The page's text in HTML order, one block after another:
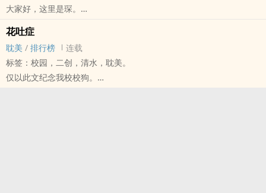
大家好，这里是琛。
有正在与生活奋斗的人一点力量。
生而为人，你/妳没有罪。
花吐症
‌‌‍耽‍美‌ / 排行榜
连载
标签：校园，二创，清水，‌‌‍耽‍美‌。
仅以此文纪念我校校狗。